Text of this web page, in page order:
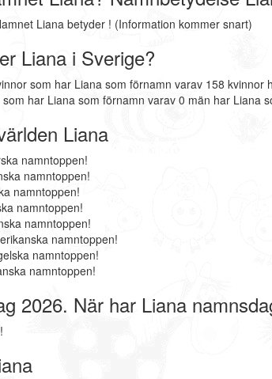
Liana betyder ! (Information kommer snart)
Liana i Sverige?
som har Liana som förnamn varav 158 kvinnor
har Liana som förnamn varav 0 män har Liana
Liana
namntoppen!
namntoppen!
namntoppen!
namntoppen!
namntoppen!
namntoppen!
namntoppen!
namntoppen!
2026. När har Liana